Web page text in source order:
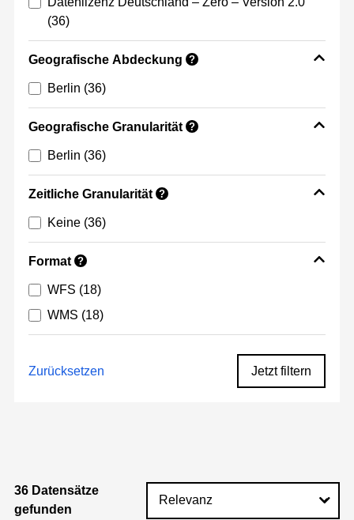
(36)
Geografische Abdeckung ?
Berlin (36)
Geografische Granularität ?
Berlin (36)
Zeitliche Granularität ?
Keine (36)
Format ?
WFS (18)
WMS (18)
Zurücksetzen Jetzt filtern
36 Datensätze
gefunden